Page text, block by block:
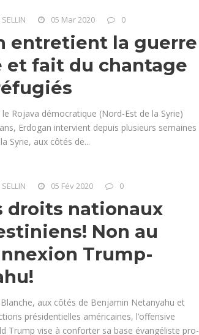
05 Mar 2020 0
entretient la guerre
et fait du chantage
Rojava démocratique (Nord-Est de la Syrie)
Erdogan intervient depuis plusieurs semaines
Syrie, aux côtés de...
05 Fév 2020 0
droits nationaux
Non au
Trump-
aux côtés de Benjamin Netanyahu et
présidentielles américaines, l’offensive
Trump vise à conforter sa base évangéliste pro-